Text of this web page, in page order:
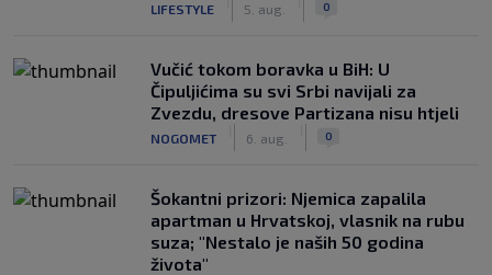
LIFESTYLE 5. aug. 0
Vučić tokom boravka u BiH: U
Čipuljićima su svi Srbi navijali za
Zvezdu, dresove Partizana nisu htjeli
NOGOMET 6. aug. 0
Šokantni prizori: Njemica zapalila
apartman u Hrvatskoj, vlasnik na rubu
suza; "Nestalo je naših 50 godina
života"